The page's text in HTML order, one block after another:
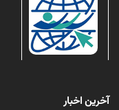
آخرین اخبار